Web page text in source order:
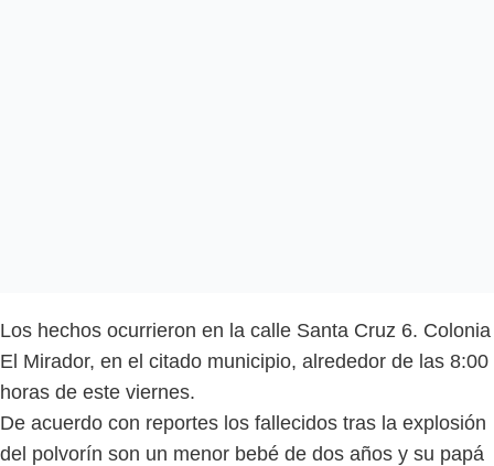
Los hechos ocurrieron en la calle Santa Cruz 6. Colonia
El Mirador, en el citado municipio, alrededor de las 8:00
horas de este viernes.
De acuerdo con reportes los fallecidos tras la explosión
del polvorín son un menor bebé de dos años y su papá